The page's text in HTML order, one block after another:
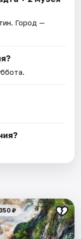
. Город —
₽